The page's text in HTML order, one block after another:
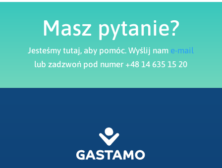
Masz pytanie?
Jesteśmy tutaj, aby pomóc. Wyślij nam e-mail
lub zadzwoń pod numer +48 14 635 15 20